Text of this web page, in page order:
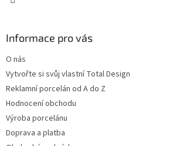
Informace pro vás
O nás
Vytvořte si svůj vlastní Total Design
Reklamní porcelán od A do Z
Hodnocení obchodu
Výroba porcelánu
Doprava a platba